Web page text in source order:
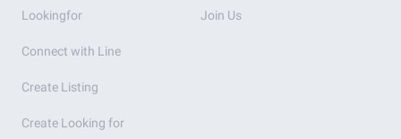
Lookingfor
Connect with Line
Create Listing
Create Looking for
Join Us